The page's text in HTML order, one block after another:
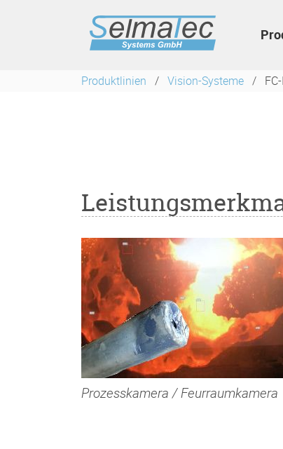
überspringen
Produktlinien Vision-Systeme
Prozesskamera / Feurraumkamera